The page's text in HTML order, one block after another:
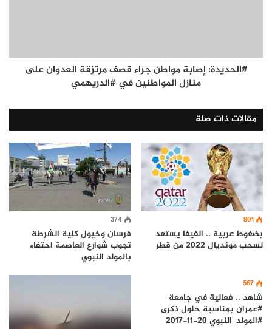
#الحديدة: إصابة مواطن جراء قصف مرتزقة العدوان على
منازل المواطنين في #الدريهمي
مقالات ذات صلة
801
بضغوط عربية .. الفيفا يستعد
لسحب مونديال 2022 من قطر
374
فرسان وخيول كلية الشرطة
تجوب شوارع العاصمة احتفاء
بالمولد النبوي
567
شاهد .. فعالية في جامعة
#عمران بمناسبة حلول ذكرى
#المولد_النبوي 20-11-2017